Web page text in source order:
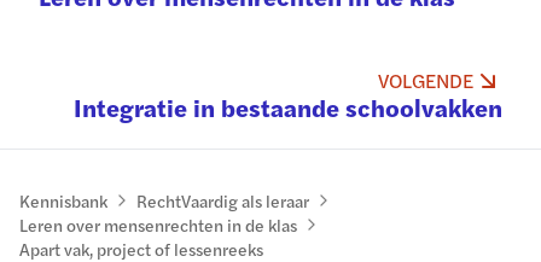
VOLGENDE
Integratie in bestaande schoolvakken
Kennisbank
RechtVaardig als leraar
Leren over mensenrechten in de klas
Apart vak, project of lessenreeks